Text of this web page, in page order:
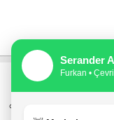
KURUMSAL
Serander
Furkan •